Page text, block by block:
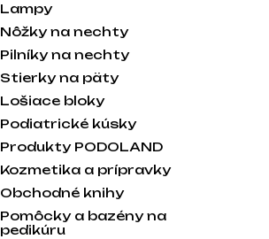
Lampy
Nôžky na nechty
Pilníky na nechty
Stierky na päty
Lošiace bloky
Podiatrické kúsky
Produkty PODOLAND
Kozmetika a prípravky
Obchodné knihy
Pomôcky a bazény na
pedikúru